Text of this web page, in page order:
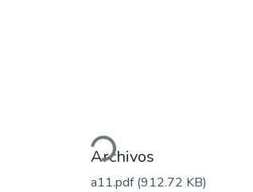
Cargando...
Archivos
a11.pdf(912.72 KB)